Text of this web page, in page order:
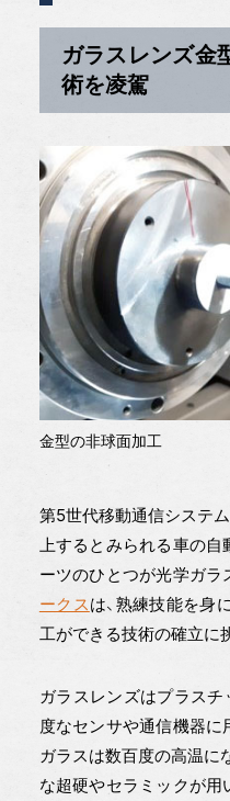
ガラスレンズ金
術を凌駕
金型の非球面加工
第5世代移動通信システム
上するとみられる車の自
ーツのひとつが光学ガラ
ークスは、熟練技能を身
工ができる技術の確立に
ガラスレンズはプラスチ
度なセンサや通信機器に
ガラスは数百度の高温に
な超硬やセラミックが用